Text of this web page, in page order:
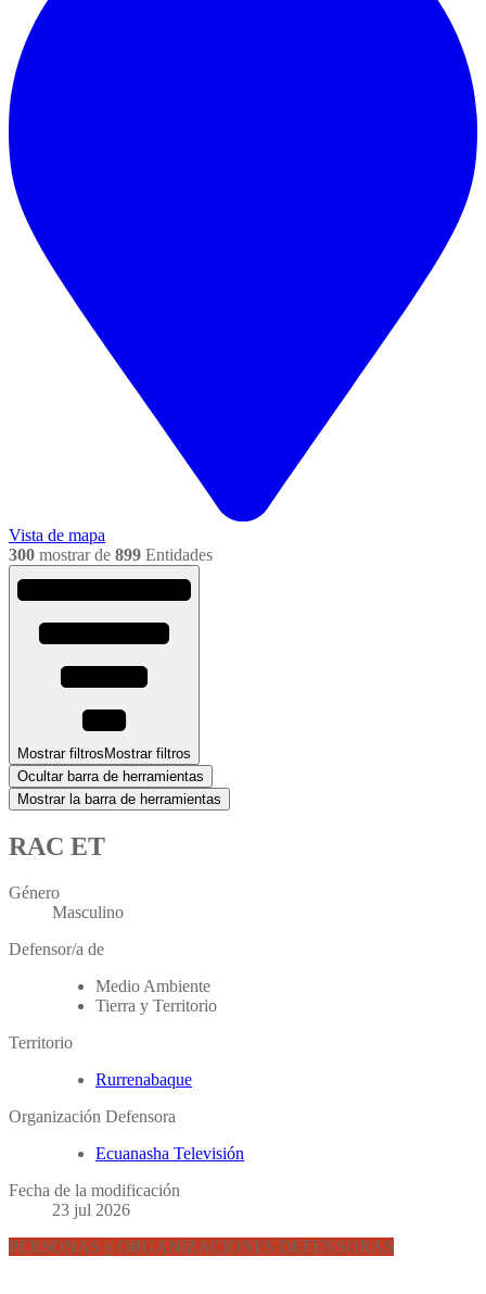
Vista de mapa
300 mostrar de 899 Entidades
Mostrar filtros Mostrar filtros
Ocultar barra de herramientas
Mostrar la barra de herramientas
RAC ET
Género
Masculino
Defensor/a de
Medio Ambiente
Tierra y Territorio
Territorio
Rurrenabaque
Organización Defensora
Ecuanasha Televisión
Fecha de la modificación
23 jul 2026
PERSONAS y ORGANIZACIONES DEFENSORAS